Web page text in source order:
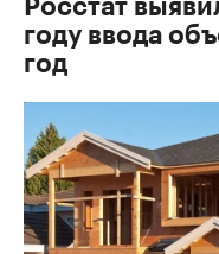
Росстат
году ввода
год